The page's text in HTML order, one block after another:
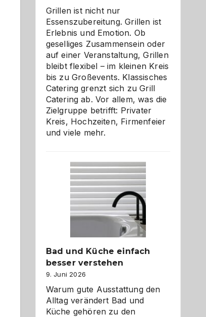
Grillen ist nicht nur
Essenszubereitung. Grillen ist
Erlebnis und Emotion. Ob
geselliges Zusammensein oder
auf einer Veranstaltung, Grillen
bleibt flexibel – im kleinen Kreis
bis zu Großevents. Klassisches
Catering grenzt sich zu Grill
Catering ab. Vor allem, was die
Zielgruppe betrifft: Privater
Kreis, Hochzeiten, Firmenfeier
und viele mehr.
Bad und Küche einfach
besser verstehen
9. Juni 2026
Warum gute Ausstattung den
Alltag verändert Bad und
Küche gehören zu den